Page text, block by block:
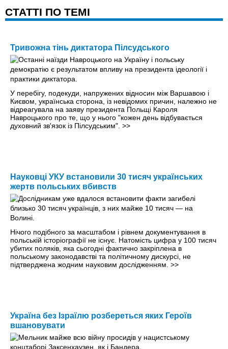
CТАТТІ ПО ТЕМІ
Тривожна тінь диктатора Пілсудського
У перебігу, подекуди, напружених відносин між Варшавою і
Києвом, українська сторона, із невідомих причин, належно не
відреагувала на заяву президента Польщі Кароля
Навроцького про те, що у нього "кожен день відбувається
духовний зв'язок із Пілсудським". >>
Науковці УКУ встановили 30 тисяч українських
жертв польських вбивств
Нічого подібного за масштабом і рівнем документування в
польській історіографії не існує. Натомість цифра у 100 тисяч
убитих поляків, яка сьогодні фактично закріплена в
польському законодавстві та політичному дискурсі, не
підтверджена жодним науковим дослідженням. >>
Україна без Ізраїлю розбереться яких Героїв
вшановувати